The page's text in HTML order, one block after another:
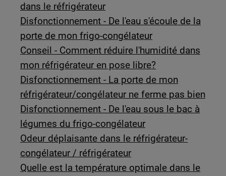
dans le réfrigérateur
Disfonctionnement - De l'eau s'écoule de la
porte de mon frigo-congélateur
Conseil - Comment réduire l'humidité dans
mon réfrigérateur en pose libre?
Disfonctionnement - La porte de mon
réfrigérateur/congélateur ne ferme pas bien
Disfonctionnement - De l'eau sous le bac à
légumes du frigo-congélateur
Odeur déplaisante dans le réfrigérateur-
congélateur / réfrigérateur
Quelle est la température optimale dans le